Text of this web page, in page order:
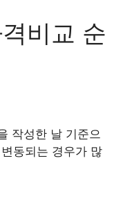
비교 순
작성한 날 기준으
동되는 경우가 많